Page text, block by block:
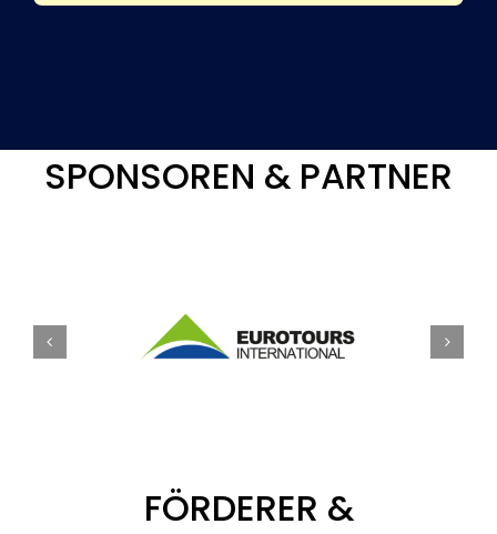
SPONSOREN & PARTNER
FÖRDERER &